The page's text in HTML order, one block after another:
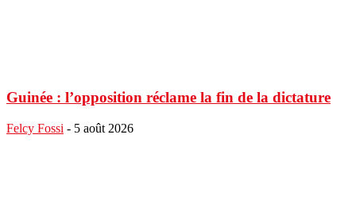
Guinée : l’opposition réclame la fin de la dictature
Felcy Fossi - 5 août 2026